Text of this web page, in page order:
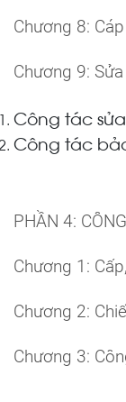
Chương 8:
Chương 9:
Công tác
Công tác
PHẦN 4:
Chương 1:
Chương 2:
Chương 3: